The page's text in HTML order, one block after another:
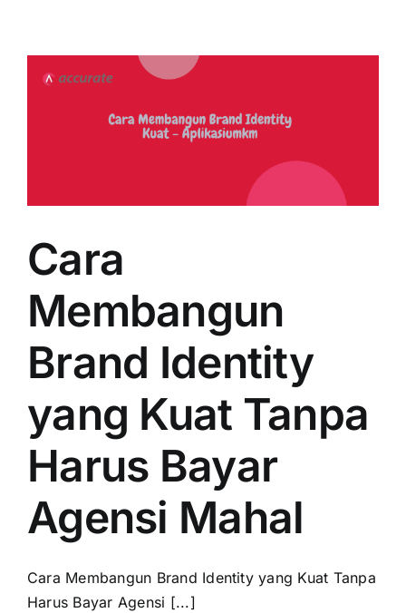
Cara
Membangun
Brand Identity
yang Kuat Tanpa
Harus Bayar
Agensi Mahal
Cara Membangun Brand Identity yang Kuat Tanpa
Harus Bayar Agensi [...]